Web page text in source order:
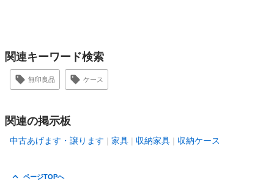
関連キーワード検索
無印良品 ケース
関連の掲示板
中古あげます・譲ります 家具 収納家具 収納ケース
ページTOPへ